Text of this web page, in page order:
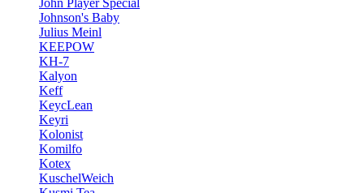
John Player Special
Johnson's Baby
Julius Meinl
KEEPOW
KH-7
Kalyon
Keff
KeycLean
Keyri
Kolonist
Komilfo
Kotex
KuschelWeich